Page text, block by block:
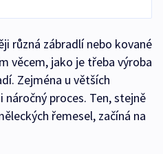
různá zábradlí nebo kované
věcem, jako je třeba výroba
Zejména u větších
proces. Ten, stejně
řemesel, začíná na